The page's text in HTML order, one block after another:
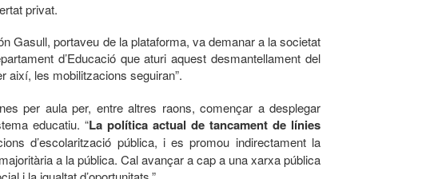
privat.
Gasull, portaveu de la plataforma, va demanar a la societat
d’Educació que aturi aquest desmantellament del
així, les mobilitzacions seguiran”.
per aula per, entre altres raons, començar a desplegar
educatiu. “La política actual de tancament de línies
d’escolarització pública, i es promou indirectament la
a la pública. Cal avançar a cap a una xarxa pública